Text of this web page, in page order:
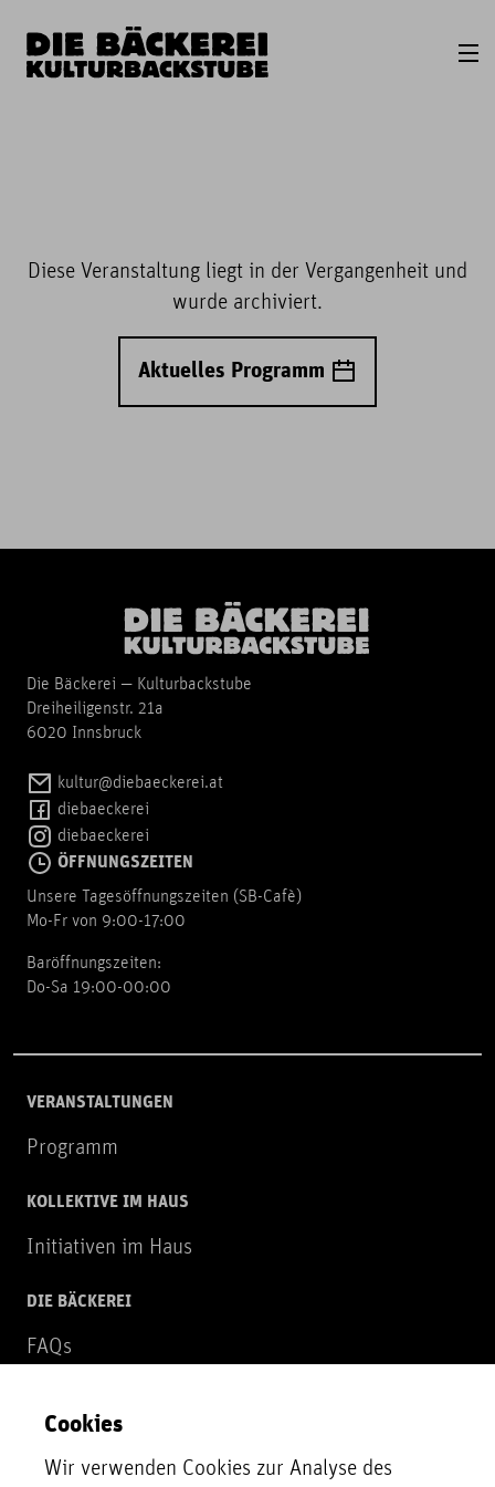
Diese Veranstaltung liegt in der Vergangenheit und
wurde archiviert.
Aktuelles Programm
Die Bäckerei — Kulturbackstube
Dreiheiligenstr. 21a
6020 Innsbruck
kultur@diebaeckerei.at
diebaeckerei
diebaeckerei
ÖFFNUNGSZEITEN
Unsere Tagesöffnungszeiten (SB-Cafè)
Mo-Fr von 9:00-17:00
Baröffnungszeiten:
Do-Sa 19:00-00:00
VERANSTALTUNGEN
Programm
KOLLEKTIVE IM HAUS
Initiativen im Haus
DIE BÄCKEREI
FAQs
NEWSLETTER
Zur Newsletter Anmeldung
Cookies
Wir verwenden Cookies zur Analyse des